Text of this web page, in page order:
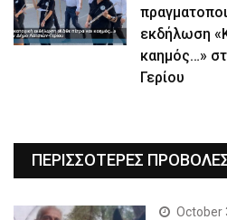
εκδήλωση
καημός…»
Γερίου
ΠΕΡΙΣΣΟΤΕΡΕΣ
October